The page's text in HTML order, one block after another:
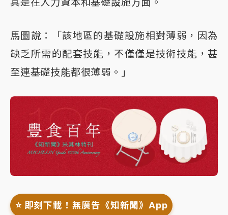
馬圖說：「該地區的基礎設施相對薄弱，因為
缺乏所需的配套技能，不僅僅是技術技能，甚
至連基礎技能都很薄弱。」
⭐️ 即刻下載！無廣告《知新聞》App